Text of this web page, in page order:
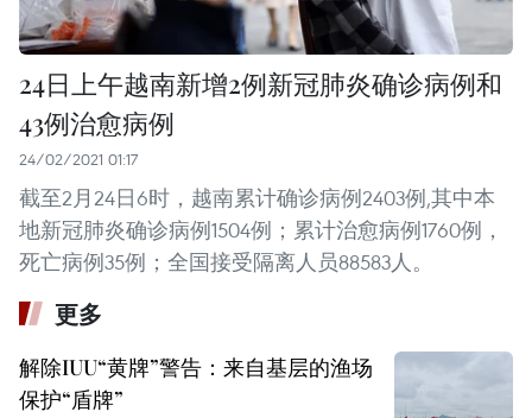
24日上午越南新增2例新冠肺炎确诊病例和
43例治愈病例
24/02/2021 01:17
截至2月24日6时，越南累计确诊病例2403例,其中本
地新冠肺炎确诊病例1504例；累计治愈病例1760例，
死亡病例35例；全国接受隔离人员88583人。
更多
解除IUU“黄牌”警告：来自基层的渔场
保护“盾牌”